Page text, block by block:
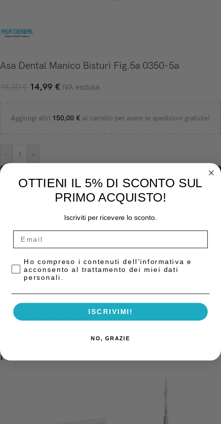
Asa Dental Manico Bisturi Fig.5a 0350-5a
18,50€ 14,99 € IVA esclusa
Aggiungi altri 150,00 € al carrello per avere le spedizioni gratuite!
- +
Categorie: Bisturi, Strumentario
Descrizione
Manico per bisturi fig. 5A impugnatura tonda angolato Asanr. 5A
Informazioni aggiuntive
Prodotti correlati
OTTIENI IL 5% DI SCONTO SUL
PRIMO ACQUISTO!
Iscriviti per ricevere lo sconto.
Privacy Policy
Ho compreso i contenuti dell'informativa e
acconsento al trattamento dei miei dati
personali.
ISCRIVIMI!
NO, GRAZIE